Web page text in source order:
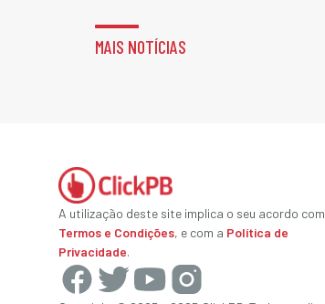
MAIS NOTÍCIAS
A utilização deste site implica o seu acordo
Termos e Condições, e com a Política de
Privacidade.